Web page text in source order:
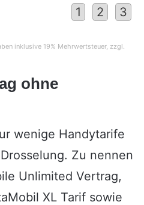
1
2 3
inklusive 19% Mehrwertsteuer, zzgl.
ohne
wenige Handytarife
Zu nennen
Unlimited Vertrag,
XL Tarif sowie